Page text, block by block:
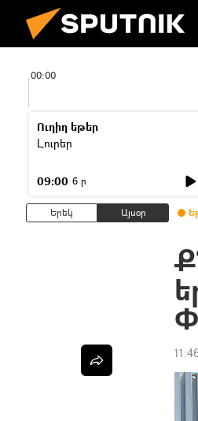
00:00
Ուղիղ եթեր
Լուրեր
09:00 6 ր
Երեկ Այսօր